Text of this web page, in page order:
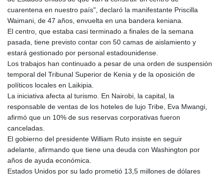
cuarentena en nuestro país", declaró la manifestante Priscilla
Waimani, de 47 años, envuelta en una bandera keniana.
El centro, que estaba casi terminado a finales de la semana
pasada, tiene previsto contar con 50 camas de aislamiento y
estará gestionado por personal estadounidense.
Los trabajos han continuado a pesar de una orden de suspensión
temporal del Tribunal Superior de Kenia y de la oposición de
políticos locales en Laikipia.
La iniciativa afecta al turismo. En Nairobi, la capital, la
responsable de ventas de los hoteles de lujo Tribe, Eva Mwangi,
afirmó que un 10% de sus reservas corporativas fueron
canceladas.
El gobierno del presidente William Ruto insiste en seguir
adelante, afirmando que tiene una deuda con Washington por
años de ayuda económica.
Estados Unidos por su lado prometió 13,5 millones de dólares